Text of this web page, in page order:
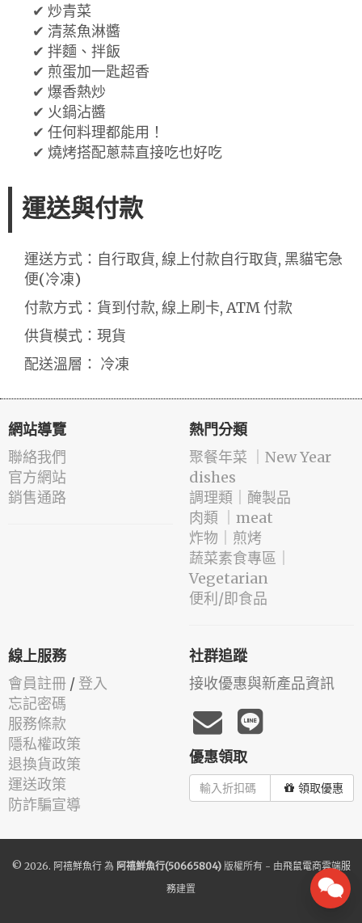
✔ 炒青菜
✔ 清蒸魚淋醬
✔ 拌麵、拌飯
✔ 煎蛋加一匙超香
✔ 爆香熱炒
✔ 火鍋沾醬
✔ 任何料理都能用！
✔ 燒烤搭配蔥蒜直接吃也好吃
運送與付款
運送方式：自行取貨, 線上付款自行取貨, 黑貓宅急
便(冷凍)
付款方式：貨到付款, 線上刷卡, ATM 付款
供貨模式：現貨
配送溫層： 冷凍
網站導覽
聯絡我們
官方網站
銷售通路
熱門分類
️聚餐年菜 ｜New Year
dishes
️調理類｜醃製品
肉類 ｜meat
️炸物｜煎烤
蔬菜素食專區｜
Vegetarian
便利/即食品
線上服務
會員註冊 / 登入
忘記密碼
服務條款
隱私權政策
退換貨政策
運送政策
防詐騙宣導
社群追蹤
接收優惠與新產品資訊
優惠領取
領取優惠
© 2026. 阿禧鮮魚行為 阿禧鮮魚行(50665804)版權所有 - 由飛鼠電商雲端服
務建置